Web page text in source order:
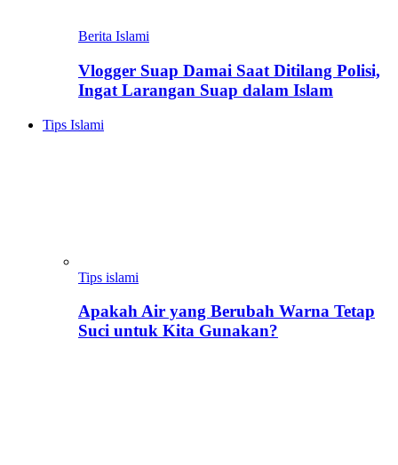
Berita Islami
Vlogger Suap Damai Saat Ditilang Polisi,
Ingat Larangan Suap dalam Islam
Tips Islami
Tips islami
Apakah Air yang Berubah Warna Tetap
Suci untuk Kita Gunakan?